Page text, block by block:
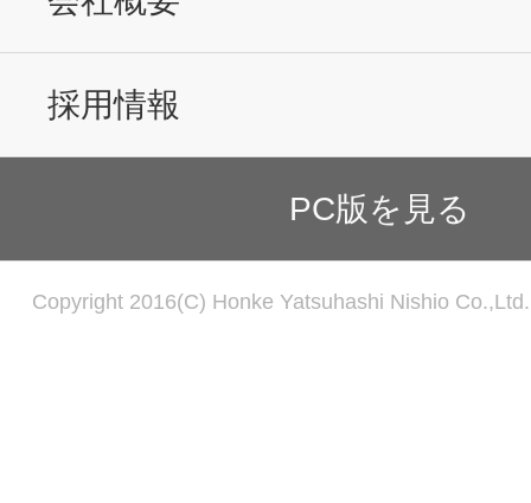
採用情報
PC版を見る
Copyright 2016(C) Honke Yatsuhashi Nishio